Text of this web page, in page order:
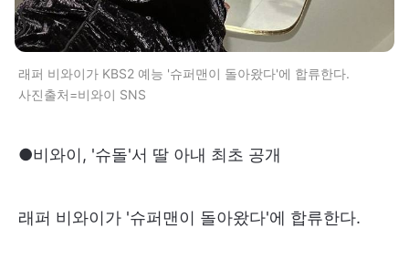
래퍼 비와이가 KBS2 예능 '슈퍼맨이 돌아왔다'에 합류한다.
사진출처=비와이 SNS
●비와이, '슈돌'서 딸 아내 최초 공개
래퍼 비와이가 '슈퍼맨이 돌아왔다'에 합류한다.